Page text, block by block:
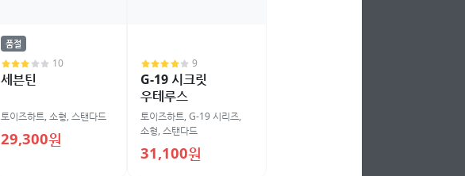
품절
10
세븐틴
토이즈하트,소형,스탠다드
29,300원
9
G-19 시크릿
우테루스
토이즈하트,G-19 시리즈,
소형,스탠다드
31,100원